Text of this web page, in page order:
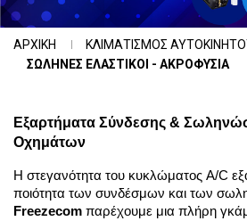
ΑΡΧΙΚΗ
ΚΛΙΜΑΤΙΣΜΟΣ
ΣΩΛΗΝΕΣ ΕΛΑΣΤΙΚΟΙ - ΑΚΡΟΦΥΣΙΑ
Εξαρτήματα Σύνδεσης &
Οχημάτων
Η στεγανότητα του κυκλώματος A/C
Freezecom παρέχουμε μια πλήρη